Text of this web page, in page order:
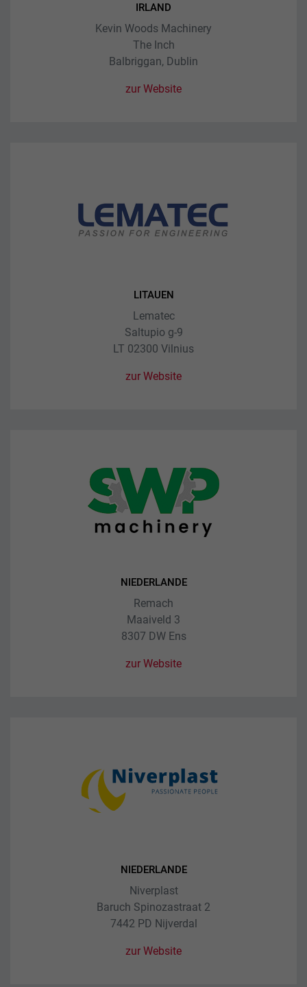
IRLAND
Kevin Woods Machinery
The Inch
Balbriggan, Dublin
zur Website
LITAUEN
Lematec
Saltupio g-9
LT 02300 Vilnius
zur Website
NIEDERLANDE
Remach
Maaiveld 3
8307 DW Ens
zur Website
NIEDERLANDE
Niverplast
Baruch Spinozastraat 2
7442 PD Nijverdal
zur Website